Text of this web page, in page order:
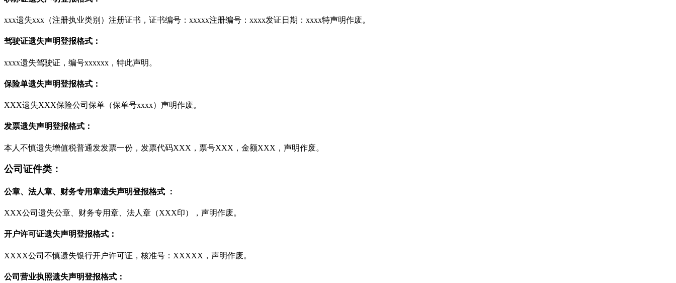
xxx遗失xxx（注册执业类别）注册证书，证书编号：xxxxx注册编号：xxxx发证日期：xxxx特声明作废。
驾驶证遗失声明登报格式：
xxxx遗失驾驶证，编号xxxxxx，特此声明。
保险单遗失声明登报格式：
XXX遗失XXX保险公司保单（保单号xxxx）声明作废。
发票遗失声明登报格式：
本人不慎遗失增值税普通发发票一份，发票代码XXX，票号XXX，金额XXX，声明作废。
公司证件类：
公章、法人章、财务专用章遗失声明登报格式 ：
XXX公司遗失公章、财务专用章、法人章（XXX印），声明作废。
开户许可证遗失声明登报格式：
XXXX公司不慎遗失银行开户许可证，核准号：XXXXX，声明作废。
公司营业执照遗失声明登报格式：